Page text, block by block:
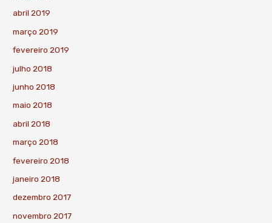
abril 2019
março 2019
fevereiro 2019
julho 2018
junho 2018
maio 2018
abril 2018
março 2018
fevereiro 2018
janeiro 2018
dezembro 2017
novembro 2017